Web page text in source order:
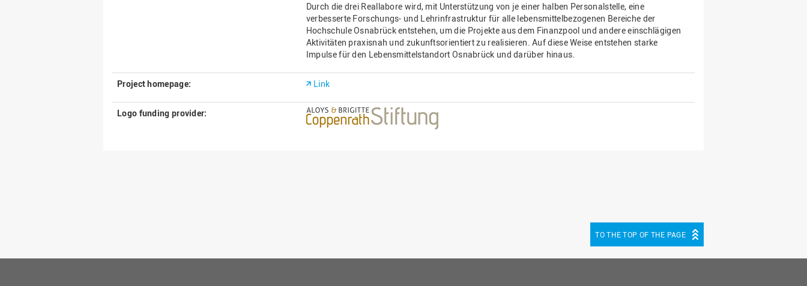
Durch die drei Reallabore wird, mit Unterstützung von je einer halben Personalstelle, eine
verbesserte Forschungs- und Lehrinfrastruktur für alle lebensmittelbezogenen Bereiche der
Hochschule Osnabrück entstehen, um die Projekte aus dem Finanzpool und andere einschlägigen
Aktivitäten praxisnah und zukunftsorientiert zu realisieren. Auf diese Weise entstehen starke
Impulse für den Lebensmittelstandort Osnabrück und darüber hinaus.
Project homepage: Link
Logo funding provider:
TO THE TOP OF THE PAGE